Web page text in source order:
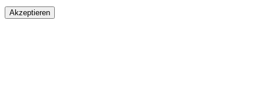
Akzeptieren